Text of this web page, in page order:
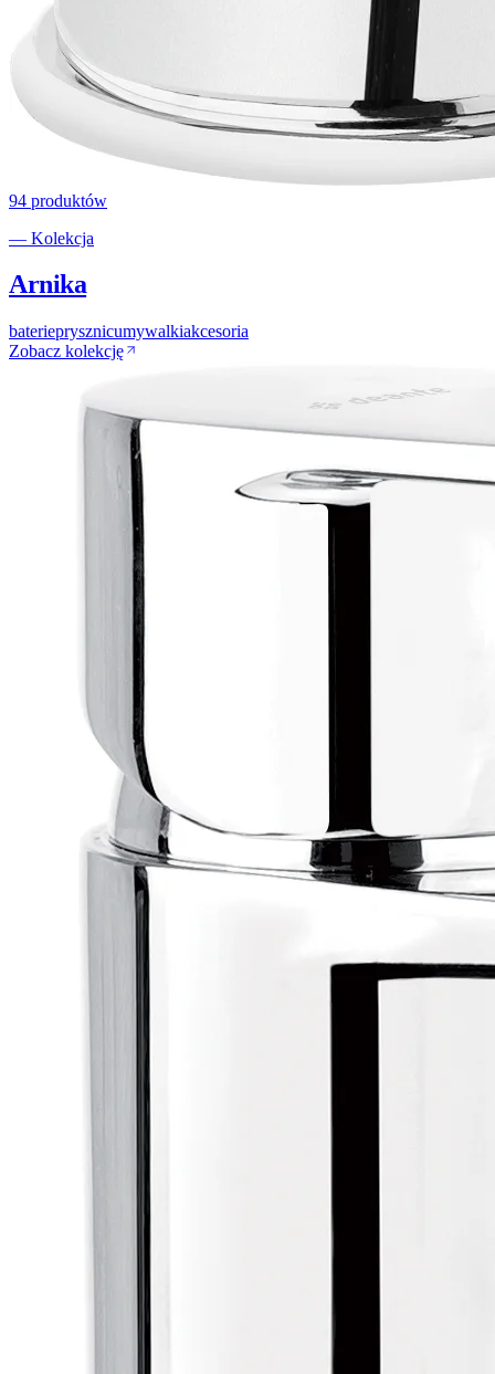
94 produktów
— Kolekcja
Arnika
baterieprysznicumywalkiakcesoria
Zobacz kolekcję